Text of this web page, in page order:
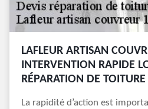
LAFLEUR ARTISAN
INTERVENTION RAPIDE
RÉPARATION DE
La rapidité d’action est